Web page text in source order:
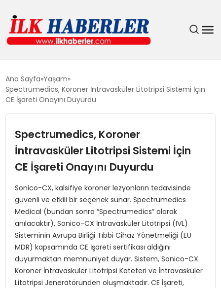
EĞITIM
GÜNDEM
MAGAZIN
SIYASET
SPOR
TEKNOLOJI
YAŞAM
Ana Sayfa Yaşam
Spectrumedics, Koroner İntravasküler Litotripsi Sistemi İçin
CE İşareti Onayını Duyurdu
Spectrumedics, Koroner
İntravasküler Litotripsi Sistemi İçin
CE İşareti Onayını Duyurdu
Sonico-CX, kalsifiye koroner lezyonların tedavisinde
güvenli ve etkili bir seçenek sunar. Spectrumedics
Medical (bundan sonra “Spectrumedics” olarak
anılacaktır), Sonico-CX İntravasküler Litotripsi (IVL)
Sisteminin Avrupa Birliği Tıbbi Cihaz Yönetmeliği (EU
MDR) kapsamında CE İşareti sertifikası aldığını
duyurmaktan memnuniyet duyar. Sistem, Sonico-CX
Koroner İntravasküler Litotripsi Kateteri ve İntravasküler
Litotripsi Jeneratöründen oluşmaktadır. CE İşareti,